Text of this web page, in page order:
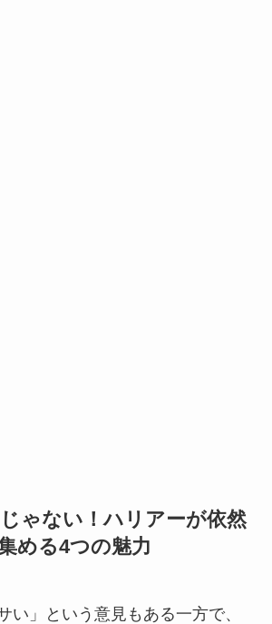
ゃない！ハリアーが依然
める4つの魅力
い」という意見もある一方で、